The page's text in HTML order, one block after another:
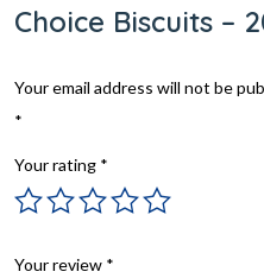
Choice Biscuits –
Your email address will not be
*
Your rating *
Your review *